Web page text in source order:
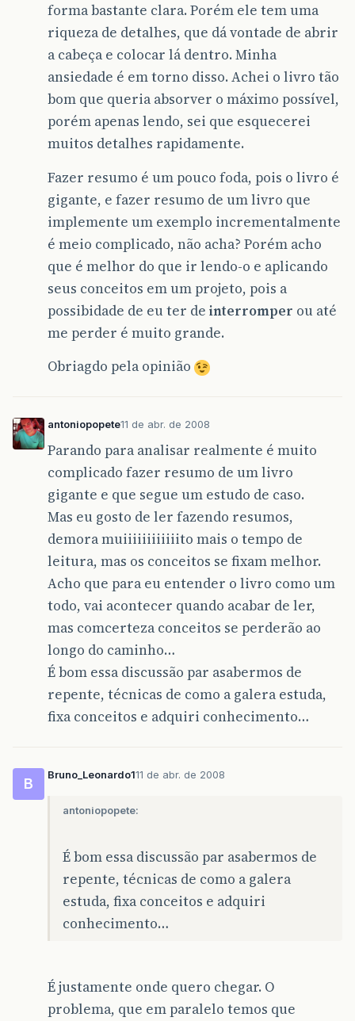
forma bastante clara. Porém ele tem uma
riqueza de detalhes, que dá vontade de abrir
a cabeça e colocar lá dentro. Minha
ansiedade é em torno disso. Achei o livro tão
bom que queria absorver o máximo possível,
porém apenas lendo, sei que esquecerei
muitos detalhes rapidamente.
Fazer resumo é um pouco foda, pois o livro é
gigante, e fazer resumo de um livro que
implemente um exemplo incrementalmente
é meio complicado, não acha? Porém acho
que é melhor do que ir lendo-o e aplicando
seus conceitos em um projeto, pois a
possibidade de eu ter de interromper ou até
me perder é muito grande.
Obriagdo pela opinião
antoniopopete11 de abr. de 2008
Parando para analisar realmente é muito
complicado fazer resumo de um livro
gigante e que segue um estudo de caso.
Mas eu gosto de ler fazendo resumos,
demora muiiiiiiiiiiiito mais o tempo de
leitura, mas os conceitos se fixam melhor.
Acho que para eu entender o livro como um
todo, vai acontecer quando acabar de ler,
mas comcerteza conceitos se perderão ao
longo do caminho…
É bom essa discussão par asabermos de
repente, técnicas de como a galera estuda,
fixa conceitos e adquiri conhecimento…
B
Bruno_Leonardo111 de abr. de 2008
antoniopopete:
É bom essa discussão par asabermos de
repente, técnicas de como a galera
estuda, fixa conceitos e adquiri
conhecimento…
É justamente onde quero chegar. O
problema, que em paralelo temos que